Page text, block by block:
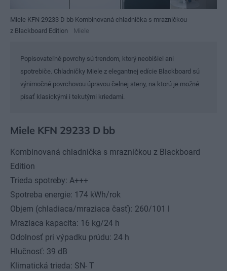
Miele KFN 29233 D bb Kombinovaná chladnička s mrazničkou
z Blackboard Edition
Miele
Popisovateľné povrchy sú trendom, ktorý neobišiel ani
spotrebiče. Chladničky Miele z elegantnej edície Blackboard sú
výnimočné povrchovou úpravou čelnej steny, na ktorú je možné
písať klasickými i tekutými kriedami.
Miele KFN 29233 D bb
Kombinovaná chladnička s mrazničkou z Blackboard
Edition
Trieda spotreby: A+++
Spotreba energie: 174 kWh/rok
Objem (chladiaca/mraziaca časť): 260/101 l
Mraziaca kapacita: 16 kg/24 h
Odolnosť pri výpadku prúdu: 24 h
Hlučnosť: 39 dB
Klimatická trieda: SN- T